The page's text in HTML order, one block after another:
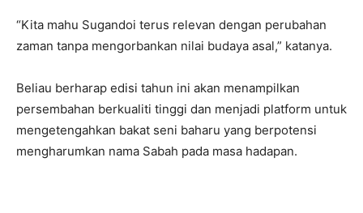
“Kita mahu Sugandoi terus relevan dengan perubahan
zaman tanpa mengorbankan nilai budaya asal,” katanya.
Beliau berharap edisi tahun ini akan menampilkan
persembahan berkualiti tinggi dan menjadi platform untuk
mengetengahkan bakat seni baharu yang berpotensi
mengharumkan nama Sabah pada masa hadapan.